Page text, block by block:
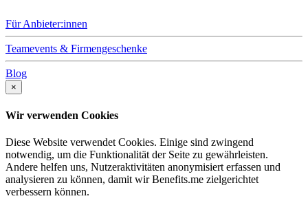
Für Anbieter:innen
Teamevents & Firmengeschenke
Blog
×
Wir verwenden Cookies
Diese Website verwendet Cookies. Einige sind zwingend
notwendig, um die Funktionalität der Seite zu gewährleisten.
Andere helfen uns, Nutzeraktivitäten anonymisiert erfassen und
analysieren zu können, damit wir Benefits.me zielgerichtet
verbessern können.